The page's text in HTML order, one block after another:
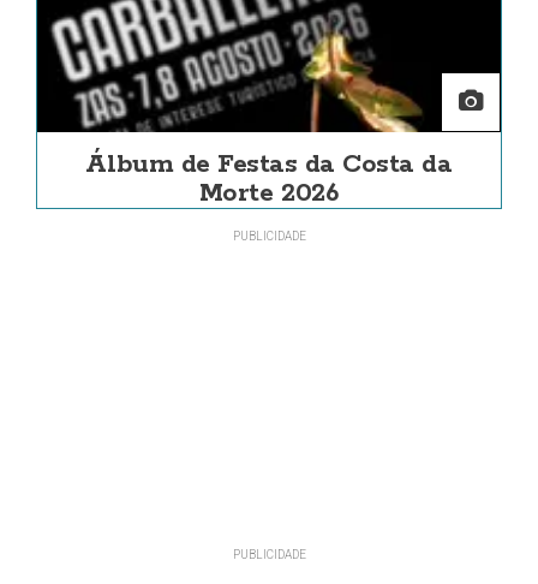
Álbum de Festas da Costa da
Morte 2026